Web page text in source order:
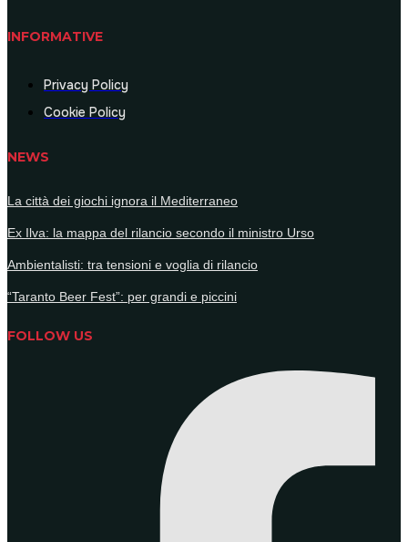
INFORMATIVE
Privacy Policy
Cookie Policy
NEWS
La città dei giochi ignora il Mediterraneo
Ex Ilva: la mappa del rilancio secondo il ministro Urso
Ambientalisti: tra tensioni e voglia di rilancio
“Taranto Beer Fest”: per grandi e piccini
FOLLOW US